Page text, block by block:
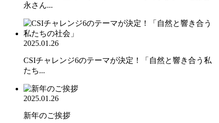
永さん...
2025.01.26
CSIチャレンジ6のテーマが決定！「自然と響き合う私
たち...
2025.01.26
新年のご挨拶